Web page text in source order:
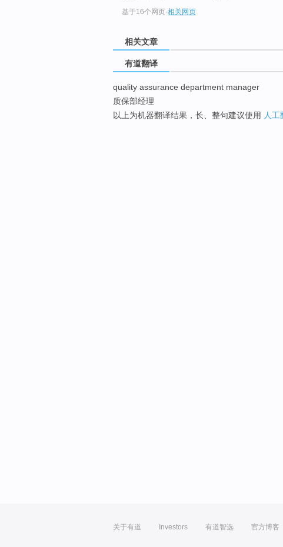
基于16个网页-相关网页
相关文章
有道翻译
quality assurance department manager
质保部经理
以上为机器翻译结果，长、整句建议使用 人工
关于有道 Investors 有道智选 官方博客